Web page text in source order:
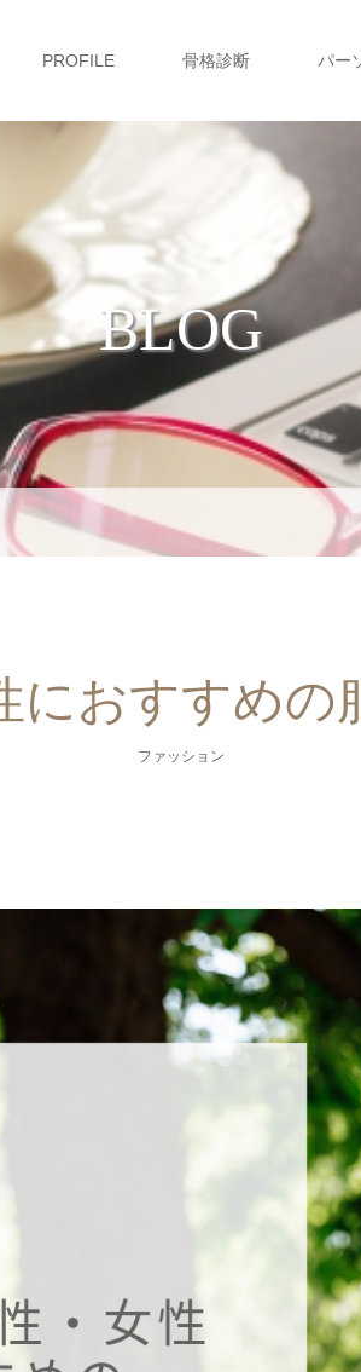
PROFILE 骨格診断 パー
BLOG
おすすめの
ファッション